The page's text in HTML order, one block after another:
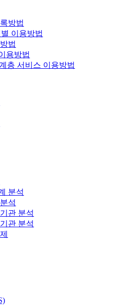
방법
이용방법
법
용방법
층 서비스 이용방법
분석
석
관 분석
관 분석